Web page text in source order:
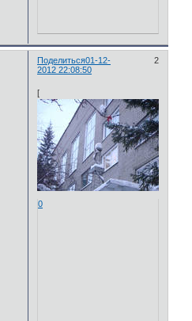
Поделиться 2
01-12-
2012 22:08:50
[
0